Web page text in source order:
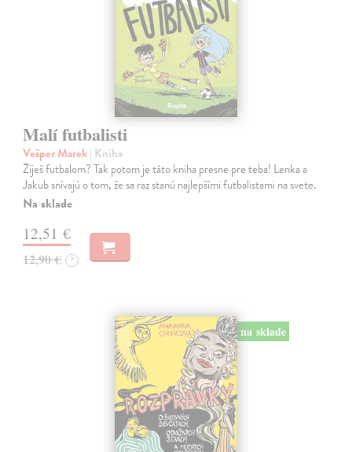
Malí futbalisti
Vešper Marek| Kniha
Žiješ futbalom? Tak potom je táto kniha presne pre teba! Lenka a
Jakub snívajú o tom, že sa raz stanú najlepšími futbalistami na svete.
Na sklade
12,51 €
12,90 € ?
na sklade